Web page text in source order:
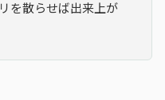
を散らせば出来上が